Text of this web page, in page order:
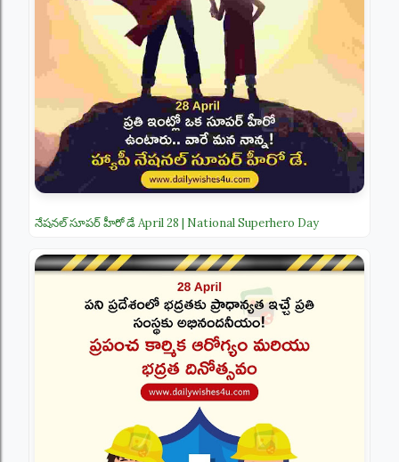
నేషనల్ సూపర్ హీరో డే April 28 | National Superhero Day